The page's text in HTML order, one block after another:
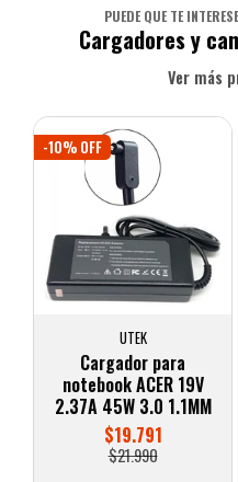
PUEDE QUE TE
Cargadores y
Ver más
-10% OFF
UTEK
Cargador para
notebook ACER 19V
2.37A 45W 3.0 1.1MM
$19.791
$21.990